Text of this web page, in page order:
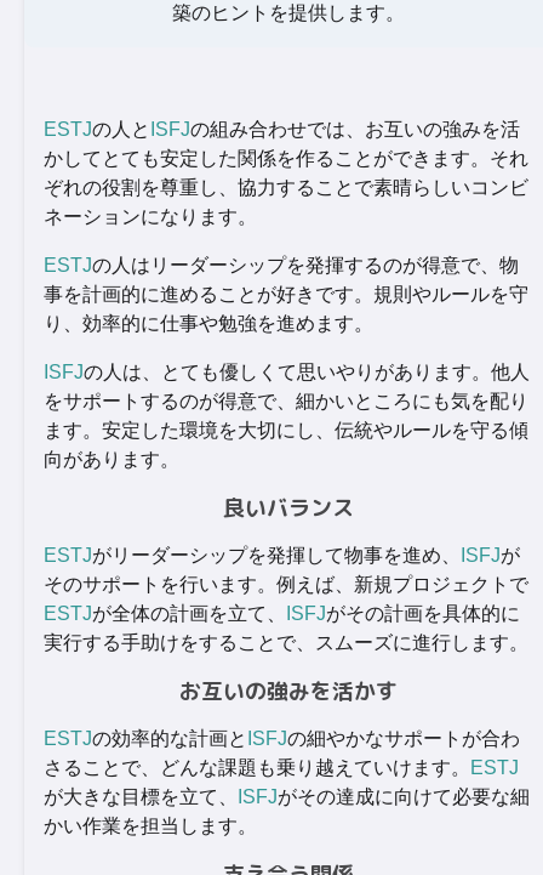
築のヒントを提供します。
ESTJの人と ISFJの組み合わせでは、お互いの強みを活
かしてとても安定した関係を作ることができます。それ
ぞれの役割を尊重し、協力することで素晴らしいコンビ
ネーションになります。
ESTJの人はリーダーシップを発揮するのが得意で、物
事を計画的に進めることが好きです。規則やルールを守
り、効率的に仕事や勉強を進めます。
ISFJの人は、とても優しくて思いやりがあります。他人
をサポートするのが得意で、細かいところにも気を配り
ます。安定した環境を大切にし、伝統やルールを守る傾
向があります。
良いバランス
ESTJがリーダーシップを発揮して物事を進め、 ISFJが
そのサポートを行います。例えば、新規プロジェクトで
ESTJが全体の計画を立て、 ISFJがその計画を具体的に
実行する手助けをすることで、スムーズに進行します。
お互いの強みを活かす
ESTJの効率的な計画と ISFJの細やかなサポートが合わ
さることで、どんな課題も乗り越えていけます。
ESTJ
が大きな目標を立て、
ISFJがその達成に向けて必要な細
かい作業を担当します。